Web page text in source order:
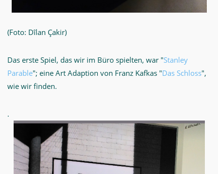
(Foto: Dîlan Çakir)
Das erste Spiel, das wir im Büro spielten, war "Stanley
Parable"; eine Art Adaption von Franz Kafkas "Das Schloss",
wie wir finden.
.